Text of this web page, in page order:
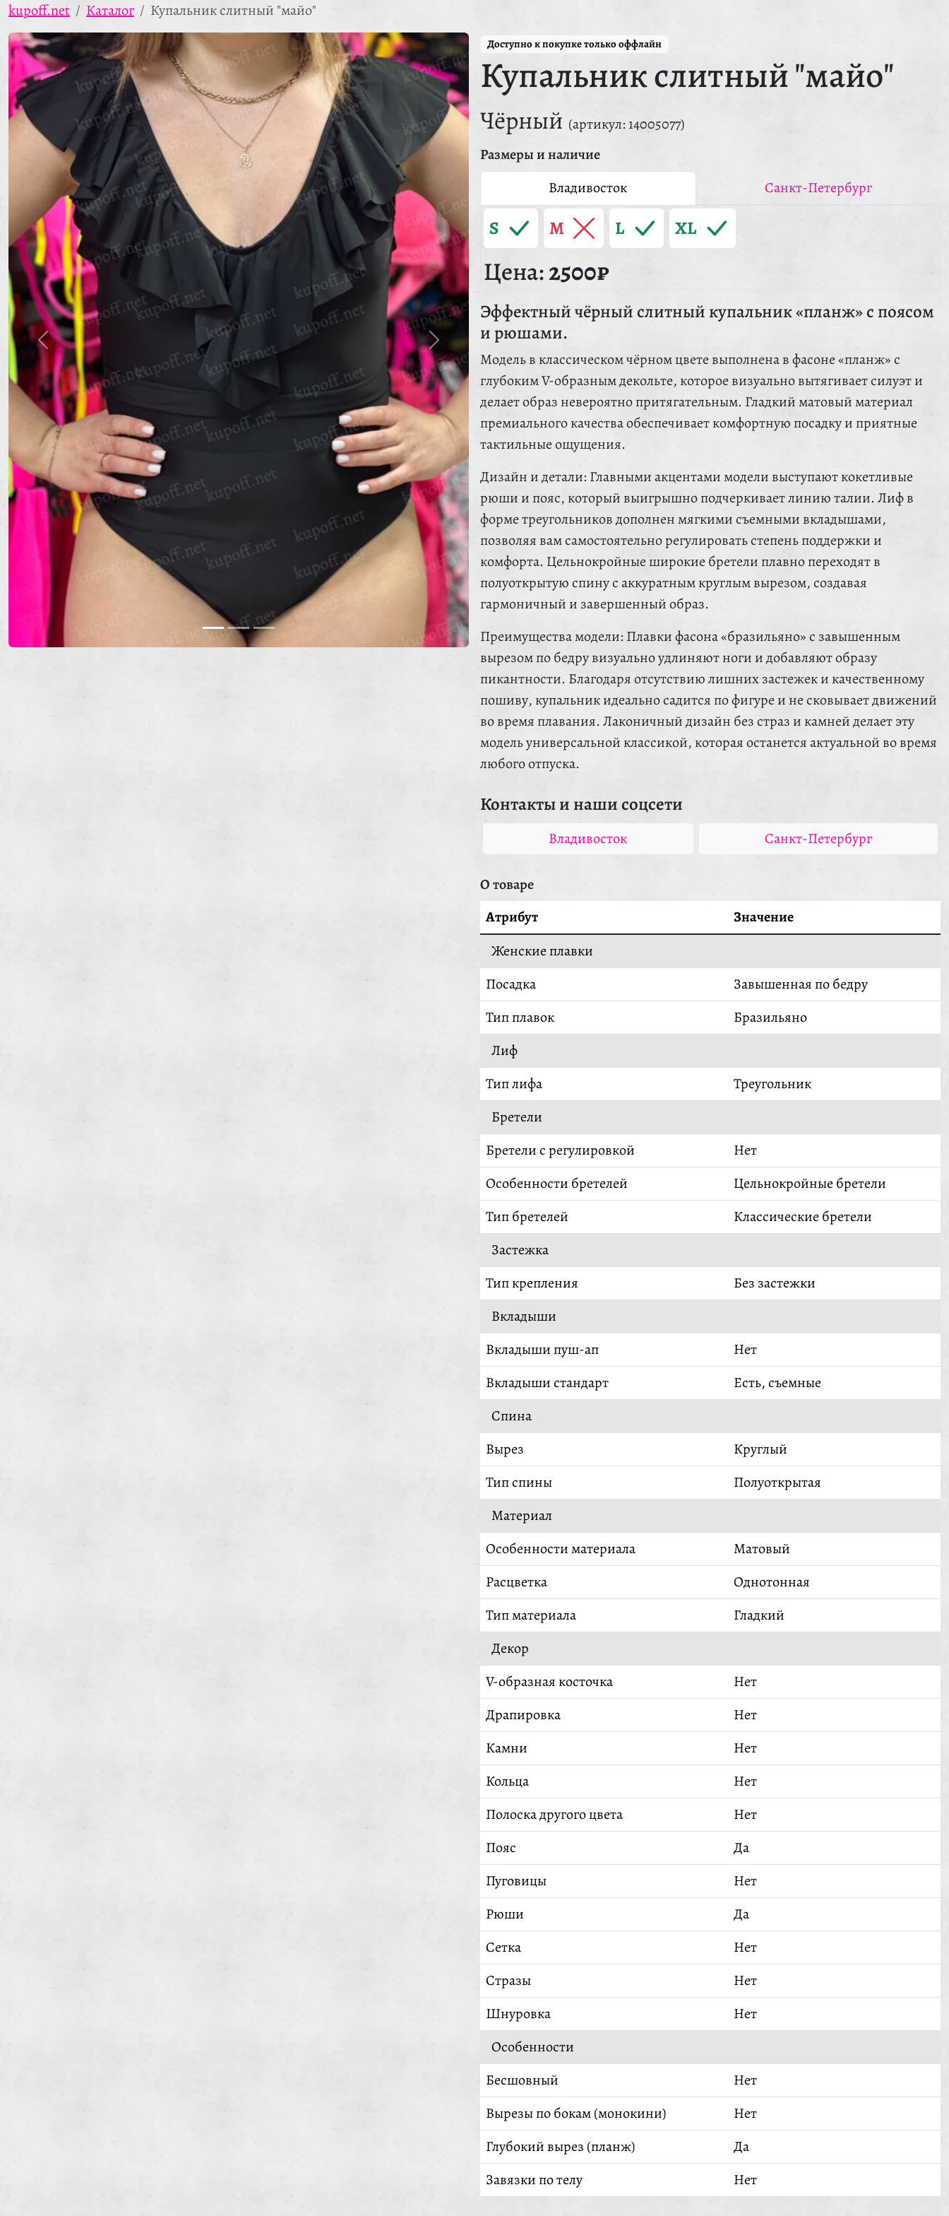
kupoff.net Каталог Купальник слитный "майо"
Доступно к покупке только оффлайн
Купальник слитный "майо"
Чёрный (артикул: 14005077)
Размеры и наличие
Владивосток
Санкт-Петербург
S M L XL
Цена:2500₽
Эффектный чёрный слитный купальник «планж» с поясом
и рюшами.
Модель в классическом чёрном цвете выполнена в фасоне «планж» с
глубоким V-образным декольте, которое визуально вытягивает силуэт и
делает образ невероятно притягательным. Гладкий матовый материал
премиального качества обеспечивает комфортную посадку и приятные
тактильные ощущения.
Дизайн и детали: Главными акцентами модели выступают кокетливые
рюши и пояс, который выигрышно подчеркивает линию талии. Лиф в
форме треугольников дополнен мягкими съемными вкладышами,
позволяя вам самостоятельно регулировать степень поддержки и
комфорта. Цельнокройные широкие бретели плавно переходят в
полуоткрытую спину с аккуратным круглым вырезом, создавая
гармоничный и завершенный образ.
Преимущества модели: Плавки фасона «бразильяно» с завышенным
вырезом по бедру визуально удлиняют ноги и добавляют образу
пикантности. Благодаря отсутствию лишних застежек и качественному
пошиву, купальник идеально садится по фигуре и не сковывает движений
во время плавания. Лаконичный дизайн без страз и камней делает эту
модель универсальной классикой, которая останется актуальной во время
любого отпуска.
Контакты и наши соцсети
Владивосток Санкт-Петербург
О товаре
Атрибут
Значение
Женские плавки
Посадка
Завышенная по бедру
Тип плавок
Бразильяно
Лиф
Тип лифа
Треугольник
Бретели
Бретели с регулировкой
Нет
Особенности бретелей
Цельнокройные бретели
Тип бретелей
Классические бретели
Застежка
Тип крепления
Без застежки
Вкладыши
Вкладыши пуш-ап
Нет
Вкладыши стандарт
Есть, съемные
Спина
Вырез
Круглый
Тип спины
Полуоткрытая
Материал
Особенности материала
Матовый
Расцветка
Однотонная
Тип материала
Гладкий
Декор
V-образная косточка
Нет
Драпировка
Нет
Камни
Нет
Кольца
Нет
Полоска другого цвета
Нет
Пояс
Да
Пуговицы
Нет
Рюши
Да
Сетка
Нет
Стразы
Нет
Шнуровка
Нет
Особенности
Бесшовный
Нет
Вырезы по бокам (монокини)
Нет
Глубокий вырез (планж)
Да
Завязки по телу
Нет